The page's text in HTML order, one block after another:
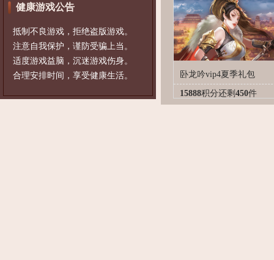
健康游戏公告
抵制不良游戏，拒绝盗版游戏。
注意自我保护，谨防受骗上当。
适度游戏益脑，沉迷游戏伤身。
合理安排时间，享受健康生活。
卧龙吟vip4夏季礼包
15888积分还剩 450件